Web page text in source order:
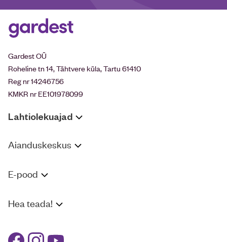
Gardest OÜ
Roheline tn 14, Tähtvere küla, Tartu 61410
Reg nr 14246756
KMKR nr EE101978099
Lahtiolekuajad
Aianduskeskus
E-pood
Hea teada!